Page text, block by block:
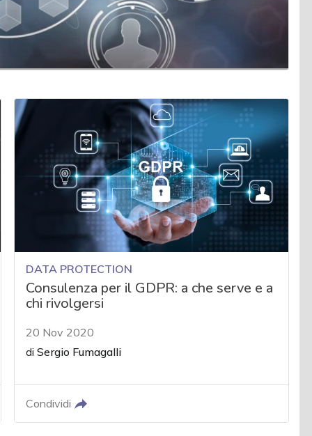
DATA PROTECTION
Consulenza per il GDPR: a che serve e a
chi rivolgersi
20 Nov 2020
diSergio Fumagalli
Condividi